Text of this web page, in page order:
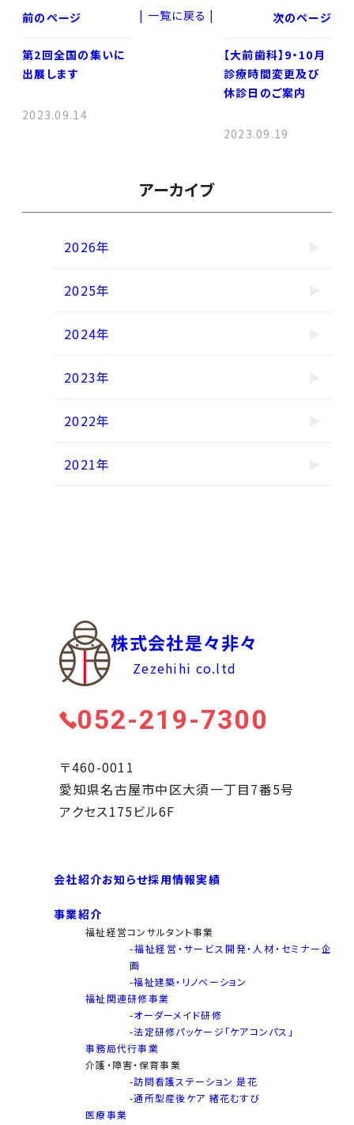
前のページ
第2回全国の集いに
出展します
2023.09.14
| 一覧に戻る | 次のページ
【大前歯科】9・10月
診療時間変更及び
休診日のご案内
2023.09.19
アーカイブ
2026年
2025年
2024年
2023年
2022年
2021年
株式会社是々非々
Zezehihi co.ltd
052-219-7300
〒460-0011
愛知県名古屋市中区大須一丁目7番5号
アクセス175ビル6F
会社紹介お知らせ採用情報実績
事業紹介
福祉経営コンサルタント事業
-福祉経営・サービス開発・人材・セミナー企
画
-福祉建築・リノベーション
福祉関連研修事業
-オーダーメイド研修
-法定研修パッケージ「ケアコンパス」
事務局代行事業
介護・障害・保育事業
-訪問看護ステーション 是花
-通所型産後ケア 緒花むすび
医療事業